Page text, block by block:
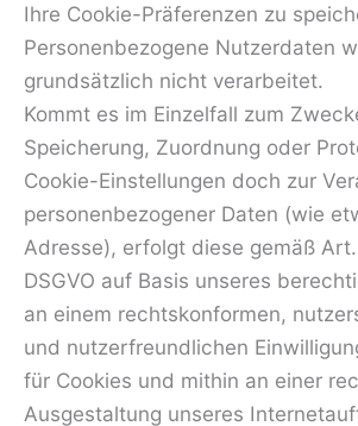
Ihre Cookie-Präferenzen zu
Personenbezogene Nutzerdaten
grundsätzlich nicht verarbeitet.
Kommt es im Einzelfall zum
Speicherung, Zuordnung oder
Cookie-Einstellungen doch zur
personenbezogener Daten (wie
Adresse), erfolgt diese gemäß
DSGVO auf Basis unseres
an einem rechtskonformen,
und nutzerfreundlichen
für Cookies und mithin an einer
Ausgestaltung unseres